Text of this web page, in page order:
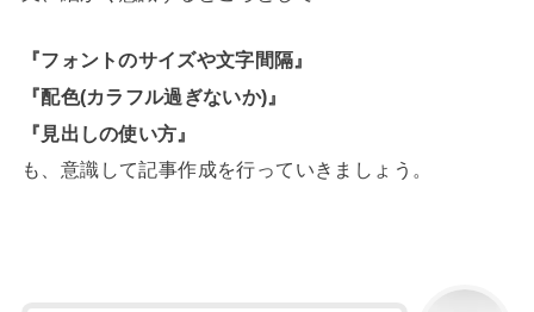
『フォントのサイズや文字間隔』
『配色(カラフル過ぎないか)』
『見出しの使い方』
も、意識して記事作成を行っていきましょう。